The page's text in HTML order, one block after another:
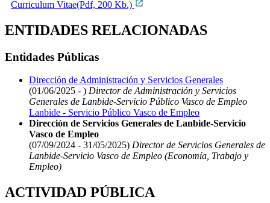
Curriculum Vitae(Pdf, 200 Kb.)
ENTIDADES RELACIONADAS
Entidades Públicas
Dirección de Administración y Servicios Generales
(01/06/2025 - ) Director de Administración y Servicios
Generales de Lanbide-Servicio Público Vasco de Empleo
Lanbide - Servicio Público Vasco de Empleo
Dirección de Servicios Generales de Lanbide-Servicio
Vasco de Empleo
(07/09/2024 - 31/05/2025) Director de Servicios Generales de
Lanbide-Servicio Vasco de Empleo (Economía, Trabajo y
Empleo)
ACTIVIDAD PÚBLICA